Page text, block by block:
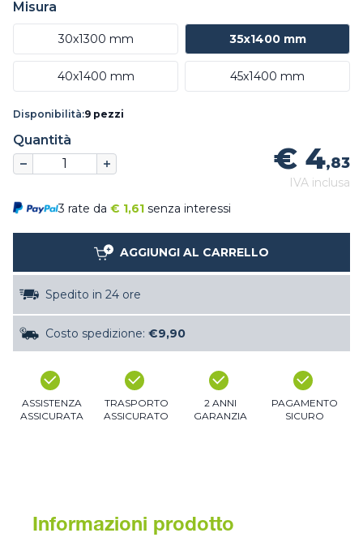
Misura
30x1300 mm 35x1400 mm
40x1400 mm 45x1400 mm
Disponibilità:9 pezzi
Quantità
€ 4,83
IVA inclusa
3 rate da € 1,61 senza interessi
AGGIUNGI AL CARRELLO
Spedito in 24 ore
Costo spedizione: €9,90
ASSISTENZA
ASSICURATA
TRASPORTO
ASSICURATO
2 ANNI
GARANZIA
PAGAMENTO
SICURO
Informazioni prodotto